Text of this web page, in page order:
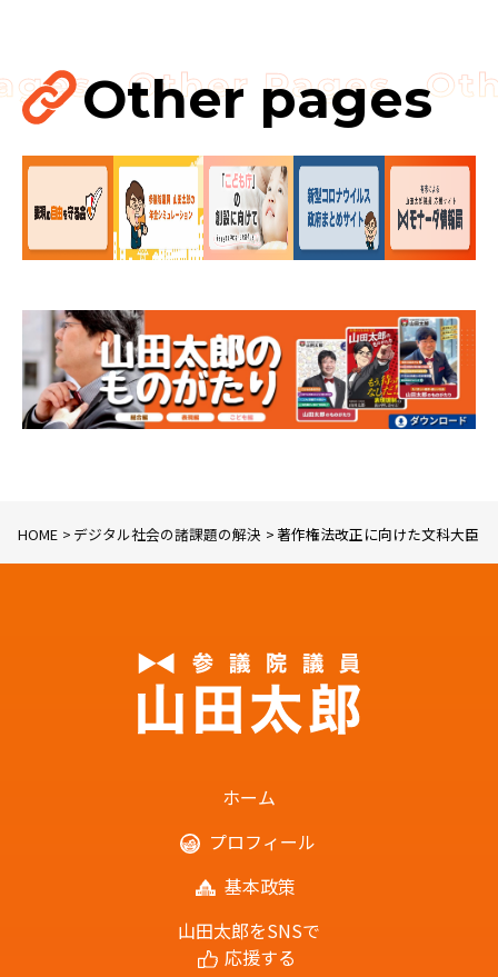
経済政策
製造業Other pages
HOME デジタル社会の諸課題の解決 著作権法改正に向けた文科大臣
ホーム
プロフィール
基本政策
山田太郎をSNSで
応援する